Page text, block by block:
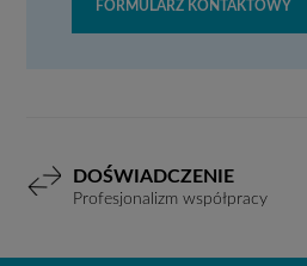
FORMULARZ KONTAKTOWY
DOŚWIADCZENIE
Profesjonalizm współpracy